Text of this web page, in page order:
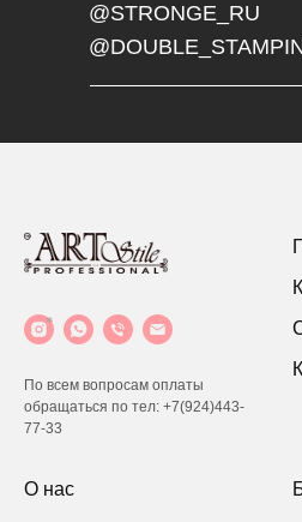
@STRONGE_RU
По всем вопросам оплаты
обращаться по тел: +7(924)443-
77-33
О нас